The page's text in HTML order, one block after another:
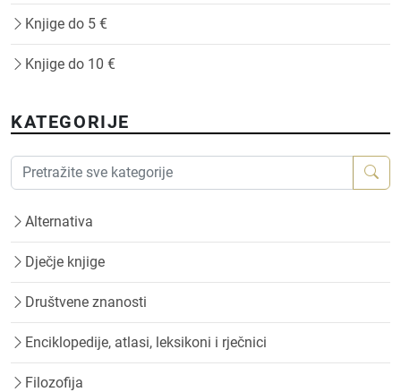
Knjige do 5 €
Knjige do 10 €
KATEGORIJE
Alternativa
Dječje knjige
Društvene znanosti
Enciklopedije, atlasi, leksikoni i rječnici
Filozofija